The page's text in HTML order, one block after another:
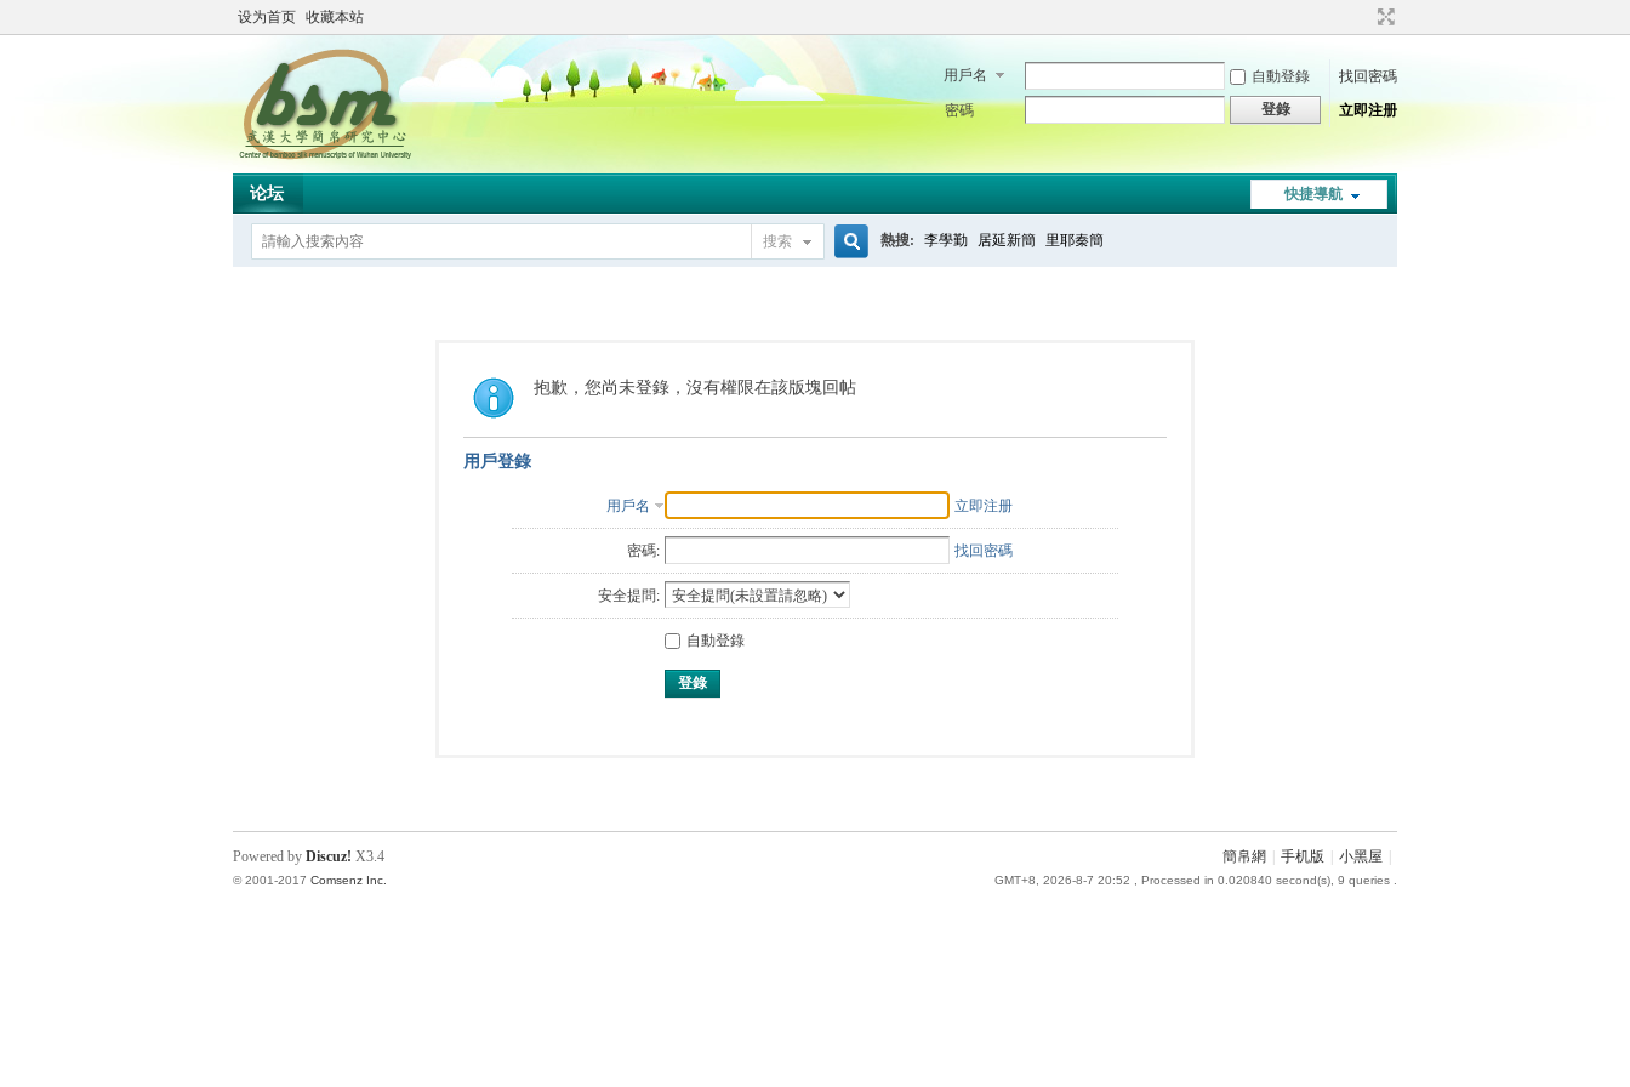
设为首页 收藏本站
用戶名 自動登錄
找回密碼
密碼
登錄 立即注册
快捷導航
论坛
搜索
索
熱搜: 李學勤 居延新簡 里耶秦簡
抱歉，您尚未登錄，沒有權限在該版塊回帖
用戶登錄
用戶名 立即注册
密碼: 找回密碼
安全提問:
自動登錄
登錄
簡帛網 手机版 小黑屋
GMT+8, 2026-8-7 20:52 , Processed in 0.020840 second(s), 9 queries .
Powered by Discuz! X3.4
© 2001-2017 Comsenz Inc.